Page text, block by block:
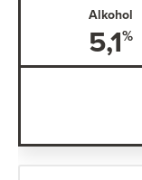
Alkohol
5,1